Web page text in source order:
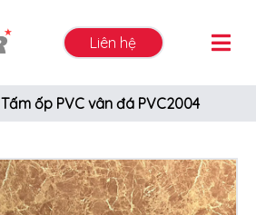
Liên hệ
Tấm ốp PVC vân đá PVC2004